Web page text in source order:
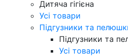
Дитяча гігієна
Усі товари
Підгузники та
Підгузники та
Усі товари